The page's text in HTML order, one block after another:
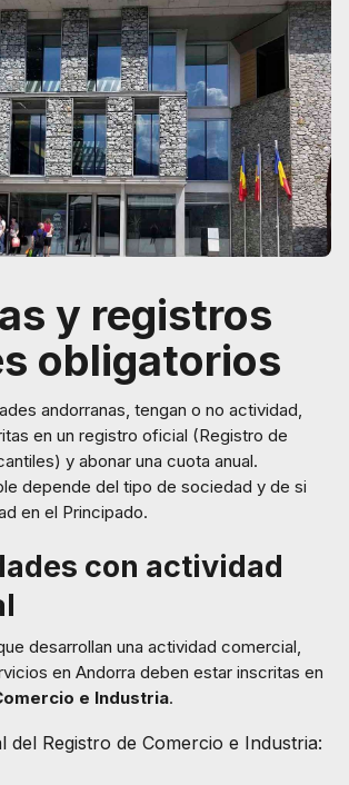
y registros
obligatorios
andorranas, tengan o no actividad,
en un registro oficial (Registro de
y abonar una cuota anual.
depende del tipo de sociedad y de si
en el Principado.
con actividad
desarrollan una actividad comercial,
en Andorra deben estar inscritas en
e Industria.
del Registro de Comercio e Industria: